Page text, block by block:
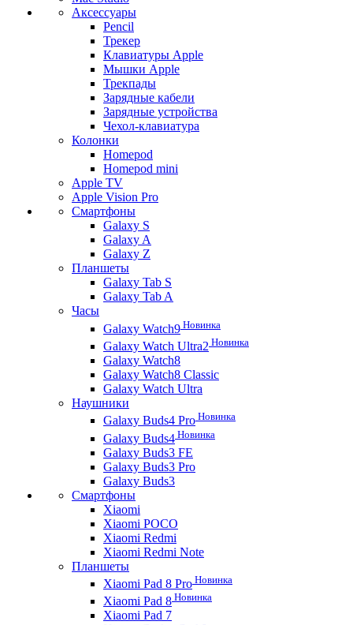
Аксессуары
Pencil
Трекер
Клавиатуры Apple
Мышки Apple
Трекпады
Зарядные кабели
Зарядные устройства
Чехол-клавиатура
Колонки
Homepod
Homepod mini
Apple TV
Apple Vision Pro
Смартфоны
Galaxy S
Galaxy A
Galaxy Z
Планшеты
Galaxy Tab S
Galaxy Tab A
Часы
Galaxy Watch9 Новинка
Galaxy Watch Ultra2 Новинка
Galaxy Watch8
Galaxy Watch8 Classic
Galaxy Watch Ultra
Наушники
Galaxy Buds4 Pro Новинка
Galaxy Buds4 Новинка
Galaxy Buds3 FE
Galaxy Buds3 Pro
Galaxy Buds3
Смартфоны
Xiaomi
Xiaomi POCO
Xiaomi Redmi
Xiaomi Redmi Note
Планшеты
Xiaomi Pad 8 Pro Новинка
Xiaomi Pad 8 Новинка
Xiaomi Pad 7